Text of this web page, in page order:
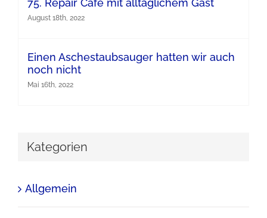
75. Repair Café mit alltäglichem Gast
August 18th, 2022
Einen Aschestaubsauger hatten wir auch
noch nicht
Mai 16th, 2022
Kategorien
Allgemein